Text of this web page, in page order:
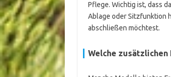
Pflege. Wichtig ist, dass
Ablage oder Sitzfunktion
abschließen möchtest.
Welche